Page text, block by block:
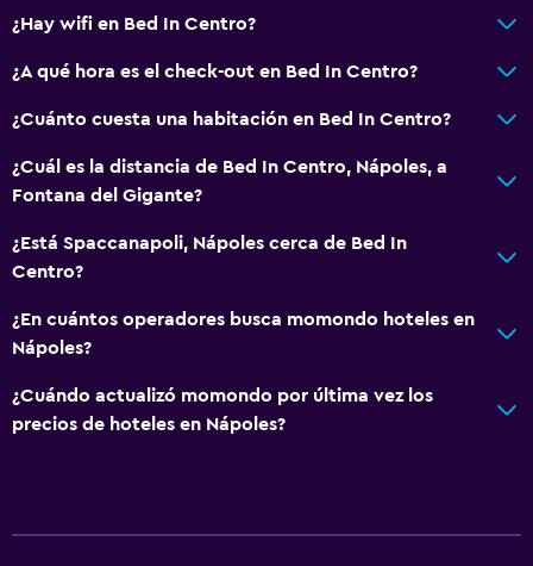
Piso de mosaico/mármol
Vista a la ciudad
Espacio de almacenamiento
Servicios y facilidades
Servicio de conserjería
Boletos de transporte público
Acceso con llave
¿Hay wifi en Bed In Centro?
¿A qué hora es el check-out en Bed In Centro?
¿Cuánto cuesta una habitación en Bed In Centro?
¿Cuál es la distancia de Bed In Centro, Nápoles, a
Fontana del Gigante?
¿Está Spaccanapoli, Nápoles cerca de Bed In
Centro?
¿En cuántos operadores busca momondo hoteles en
Nápoles?
¿Cuándo actualizó momondo por última vez los
precios de hoteles en Nápoles?